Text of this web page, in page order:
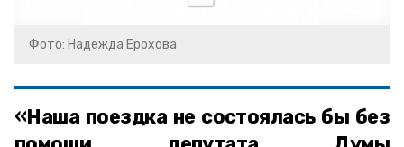
Фото: Надежда Ерохова
«Наша поездка не состоялась бы без